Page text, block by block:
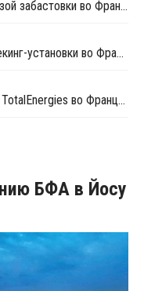
ExxonMobil столкнулась с новой угрозой забастовки во Франции
TotalEnergies возобновила работу крекинг-установки во Франции
INEOS завершила приобретение СП у TotalEnergies во Франции
БФА в Йосу